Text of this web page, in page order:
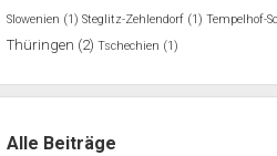
Slowenien (1) Steglitz-Zehlendorf (1) Tempelhof-
Thüringen (2) Tschechien (1)
Alle Beiträge